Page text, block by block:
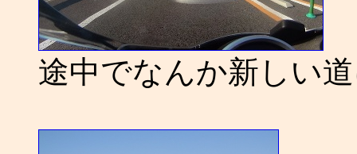
途中でなんか新しい